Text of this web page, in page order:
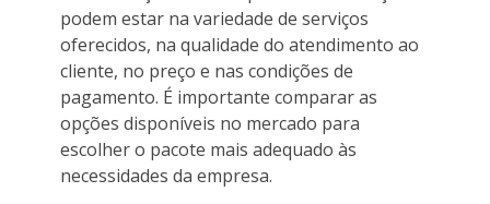
podem estar na variedade de serviços
oferecidos, na qualidade do atendimento ao
cliente, no preço e nas condições de
pagamento. É importante comparar as
opções disponíveis no mercado para
escolher o pacote mais adequado às
necessidades da empresa.